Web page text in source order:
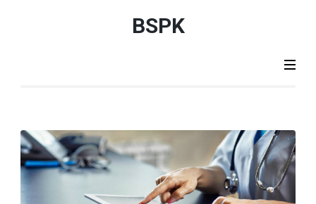
BSPK